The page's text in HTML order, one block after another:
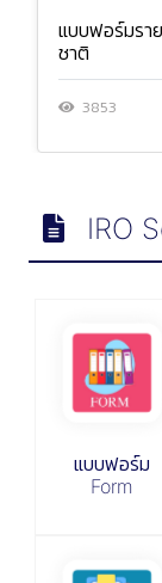
แบบฟอร์มรา
ชาติ
3853
IRO
แบบฟอร์ม
Form